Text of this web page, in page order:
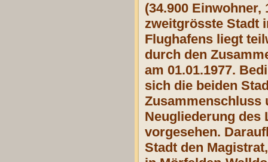
(34.900
zweitgrösste Stadt
Flughafens liegt
durch den
am 01.01.1977.
sich die beiden
Zusammenschluss
Neugliederung des
vorgesehen.
Stadt den